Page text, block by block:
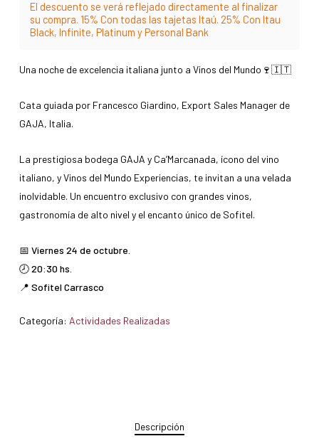
El descuento se verá reflejado directamente al finalizar
su compra. 15% Con todas las tajetas Itaú. 25% Con Itau
Black, Infinite, Platinum y Personal Bank
Una noche de excelencia italiana junto a Vinos del Mundo🍷🇮🇹
Cata guiada por Francesco Giardino, Export Sales Manager de
GAJA, Italia.
La prestigiosa bodega GAJA y Ca’Marcanada, ícono del vino
italiano, y Vinos del Mundo Experiencias, te invitan a una velada
inolvidable. Un encuentro exclusivo con grandes vinos,
gastronomía de alto nivel y el encanto único de Sofitel.
📅 Viernes 24 de octubre.
🕗 20:30 hs.
📍 Sofitel Carrasco
Categoría: Actividades Realizadas
Descripción